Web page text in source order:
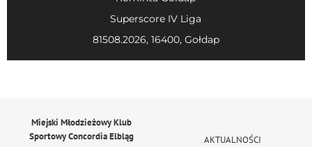
Superscore IV Liga
81508.2026, 16400, Gołdap
Miejski Młodzieżowy Klub
Sportowy Concordia Elbląg
AKTUALNOŚCI